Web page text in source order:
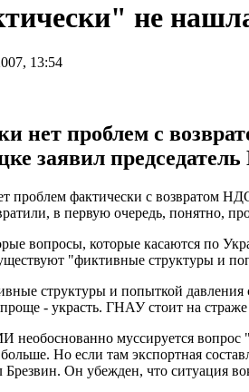
не
13:54
нет проблем с
заявил
проблем фактически с возвратом
в первую очередь, понятно,
вопросы, которые касаются по
"фиктивные структуры и
структуры и попыткой давления
- украсть. ГНАУ стоит на
необоснованно муссируется
больше. Но если там экспортная
Брезвин. Он убежден, что ситуация